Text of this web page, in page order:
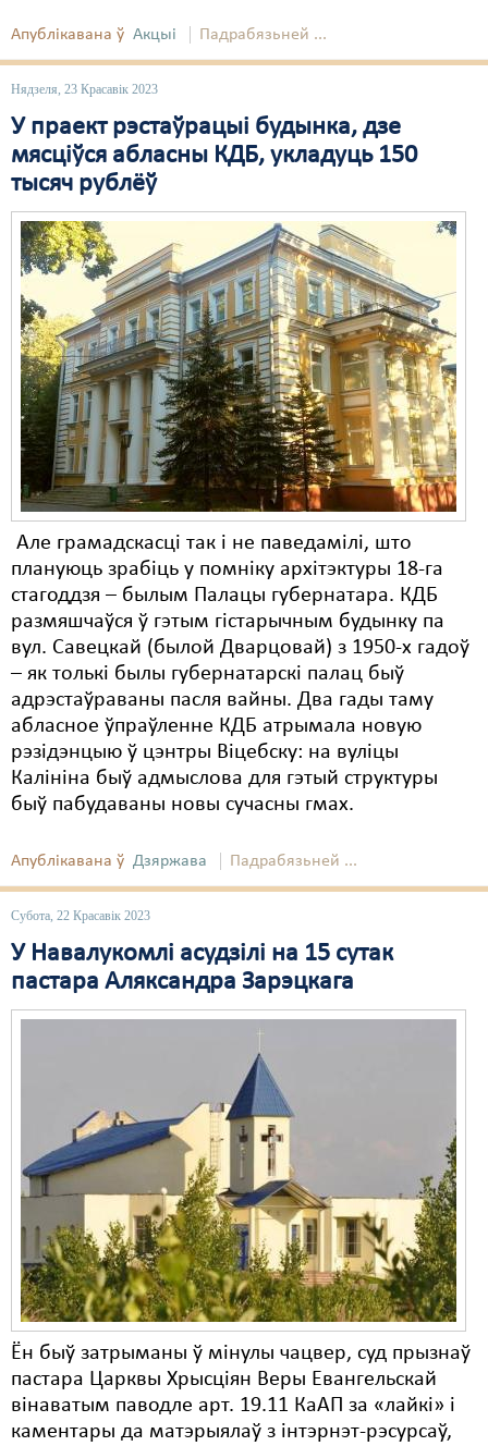
Апублікавана ў Акцыі Падрабязьней ...
Нядзеля, 23 Красавік 2023
У праект рэстаўрацыі будынка, дзе
мясціўся абласны КДБ, укладуць 150
тысяч рублёў
Але грамадскасці так і не паведамілі, што
плануюць зрабіць у помніку архітэктуры 18-га
стагоддзя – былым Палацы губернатара. КДБ
размяшчаўся ў гэтым гістарычным будынку па
вул. Савецкай (былой Дварцовай) з 1950-х гадоў
– як толькі былы губернатарскі палац быў
адрэстаўраваны пасля вайны. Два гады таму
абласное ўпраўленне КДБ атрымала новую
рэзідэнцыю ў цэнтры Віцебску: на вуліцы
Калініна быў адмыслова для гэтый структуры
быў пабудаваны новы сучасны гмах.
Апублікавана ў Дзяржава Падрабязьней ...
Субота, 22 Красавік 2023
У Навалукомлі асудзілі на 15 сутак
пастара Аляксандра Зарэцкага
Ён быў затрыманы ў мінулы чацвер, суд прызнаў
пастара Царквы Хрысціян Веры Евангельскай
вінаватым паводле арт. 19.11 КаАП за «лайкі» і
каментары да матэрыялаў з інтэрнэт-рэсурсаў,